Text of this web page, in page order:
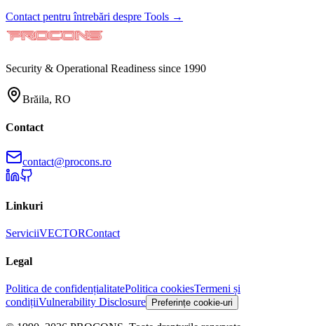
Contact pentru întrebări despre Tools →
Security & Operational Readiness since 1990
Brăila, RO
Contact
contact@procons.ro
Linkuri
ServiciiVECTORContact
Legal
Politica de confidențialitatePolitica cookiesTermeni și
condițiiVulnerability Disclosure Preferințe cookie-uri